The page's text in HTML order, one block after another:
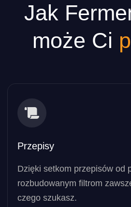
Jak
może Ci
Przepisy
Dzięki setkom przepisów od
rozbudowanym filtrom
czego szukasz.